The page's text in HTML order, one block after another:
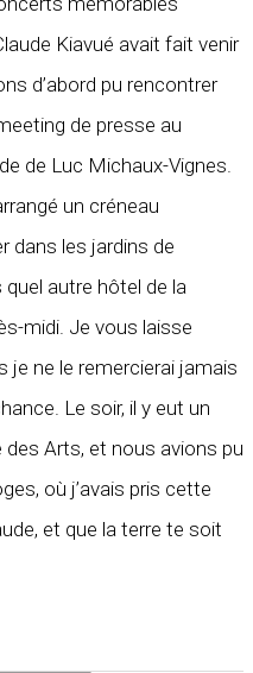
Kiavué avait fait venir
d’abord pu rencontrer
de presse au
de Luc Michaux-Vignes.
un créneau
dans les jardins de
quel autre hôtel de la
midi. Je vous laisse
je ne le remercierai jamais
Le soir, il y eut un
Arts, et nous avions pu
où j’avais pris cette
et que la terre te soit